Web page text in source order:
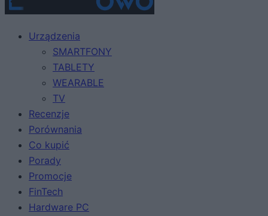
Urządzenia
SMARTFONY
TABLETY
WEARABLE
TV
Recenzje
Porównania
Co kupić
Porady
Promocje
FinTech
Hardware PC